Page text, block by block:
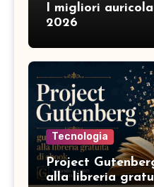
I migliori
2026
Tecnologia
Project
alla libreria